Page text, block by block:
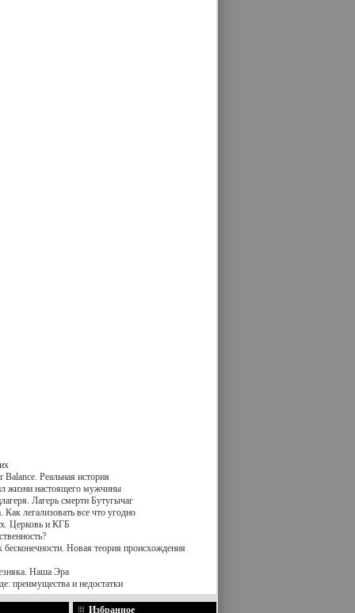
Balance. Реальная история
жизни настоящего мужчины
Лагерь смерти Бутугычаг
легализовать все что угодно
Церковь и КГБ
бесконечности. Новая теория происхождения
Наша Эра
преимущества и недостатки
Избранное